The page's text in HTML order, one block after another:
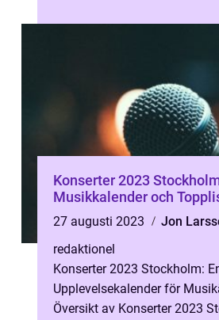
Konserter 2023
Musikkalender och
27 augusti 2023
Jon
redaktionel
Konserter 2023 Stockholm:
Upplevelsekalender för
Översikt av Konserter 2023